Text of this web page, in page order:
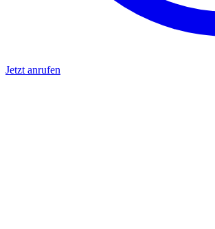
Jetzt anrufen